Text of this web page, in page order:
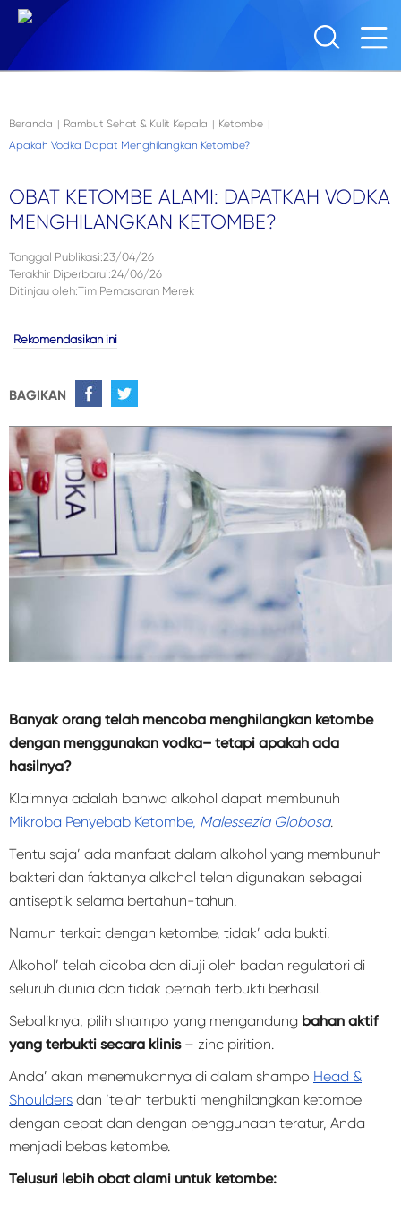
Skip to main content
Beranda | Rambut Sehat & Kulit Kepala | Ketombe |
Apakah Vodka Dapat Menghilangkan Ketombe?
OBAT KETOMBE ALAMI: DAPATKAH VODKA
MENGHILANGKAN KETOMBE?
Tanggal Publikasi:23/04/26
Terakhir Diperbarui:24/06/26
Ditinjau oleh:Tim Pemasaran Merek
Rekomendasikan ini
BAGIKAN
Banyak orang telah mencoba menghilangkan ketombe
dengan menggunakan vodka– tetapi apakah ada
hasilnya?
Klaimnya adalah bahwa alkohol dapat membunuh
Mikroba Penyebab Ketombe, Malessezia Globosa.
Tentu saja’ ada manfaat dalam alkohol yang membunuh
bakteri dan faktanya alkohol telah digunakan sebagai
antiseptik selama bertahun-tahun.
Namun terkait dengan ketombe, tidak’ ada bukti.
Alkohol’ telah dicoba dan diuji oleh badan regulatori di
seluruh dunia dan tidak pernah terbukti berhasil.
Sebaliknya, pilih shampo yang mengandung bahan aktif
yang terbukti secara klinis– zinc pirition.
Anda’ akan menemukannya di dalam shampo Head &
Shoulders dan ’telah terbukti menghilangkan ketombe
dengan cepat dan dengan penggunaan teratur, Anda
menjadi bebas ketombe.
Telusuri lebih obat alami untuk ketombe: